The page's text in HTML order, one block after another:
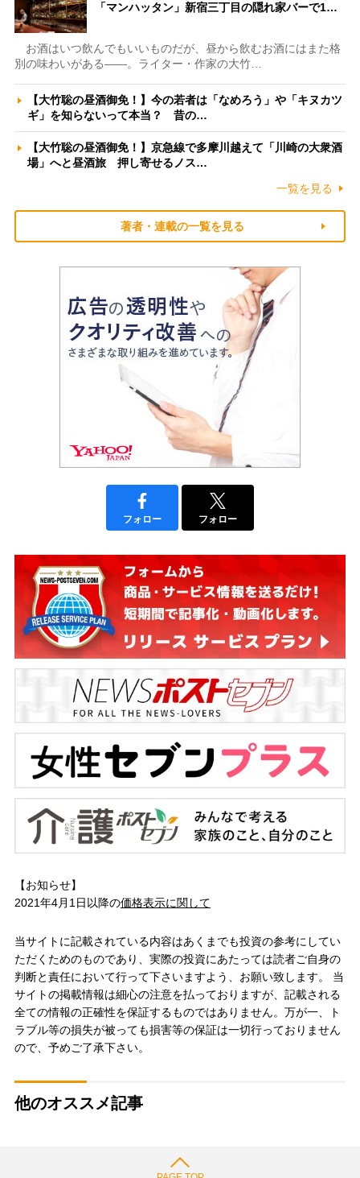
「マンハッタン」新宿三丁目の隠れ家バーで1…
お酒はいつ飲んでもいいものだが、昼から飲むお酒にはまた格
別の味わいがある――。ライター・作家の大竹…
【大竹聡の昼酒御免！】今の若者は「なめろう」や「キヌカツ
ギ」を知らないって本当？ 昔の…
【大竹聡の昼酒御免！】京急線で多摩川越えて「川崎の大衆酒
場」へと昼酒旅 押し寄せるノス…
一覧を見る
著者・連載の一覧を見る
フォロー フォロー
【お知らせ】
2021年4月1日以降の価格表示に関して
当サイトに記載されている内容はあくまでも投資の参考にしてい
ただくためのものであり、実際の投資にあたっては読者ご自身の
判断と責任において行って下さいますよう、お願い致します。 当
サイトの掲載情報は細心の注意を払っておりますが、記載される
全ての情報の正確性を保証するものではありません。万が一、ト
ラブル等の損失が被っても損害等の保証は一切行っておりません
ので、予めご了承下さい。
他のオススメ記事